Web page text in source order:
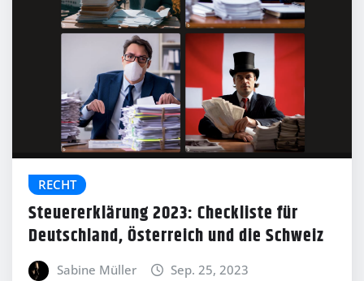
RECHT
Steuererklärung 2023: Checkliste für
Deutschland, Österreich und die Schweiz
Sabine Müller Sep. 25, 2023